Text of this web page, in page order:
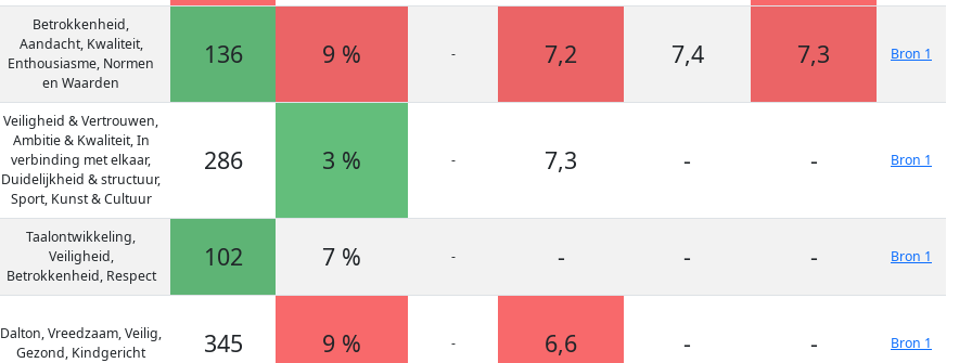
Betrokkenheid,
Aandacht, Kwaliteit,
Enthousiasme, Normen
en Waarden
136 9 % - 7,2 7,4 7,3 Bron 1
Veiligheid & Vertrouwen,
Ambitie & Kwaliteit, In
verbinding met elkaar,
Duidelijkheid & structuur,
Sport, Kunst & Cultuur
286 3 % - 7,3 - - Bron 1
Taalontwikkeling,
Veiligheid,
Betrokkenheid, Respect
102 7 % - - - - Bron 1
Dalton, Vreedzaam, Veilig,
Gezond, Kindgericht
345 9 % - 6,6 - - Bron 1